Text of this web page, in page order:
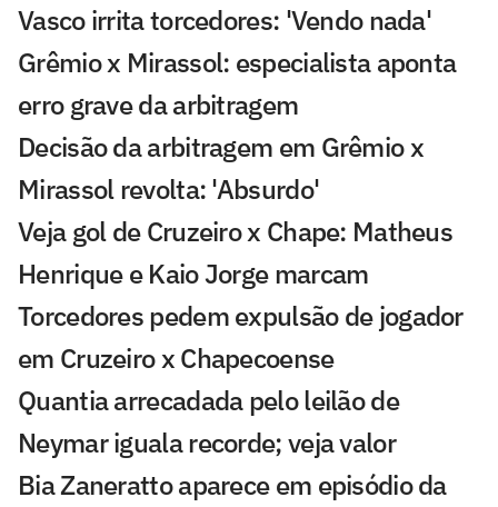
Vasco irrita torcedores: 'Vendo nada'
Grêmio x Mirassol: especialista aponta
erro grave da arbitragem
Decisão da arbitragem em Grêmio x
Mirassol revolta: 'Absurdo'
Veja gol de Cruzeiro x Chape: Matheus
Henrique e Kaio Jorge marcam
Torcedores pedem expulsão de jogador
em Cruzeiro x Chapecoense
Quantia arrecadada pelo leilão de
Neymar iguala recorde; veja valor
Bia Zaneratto aparece em episódio da